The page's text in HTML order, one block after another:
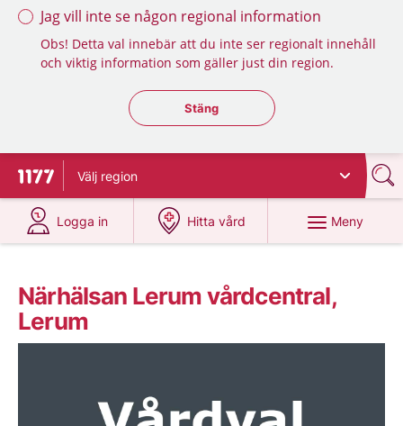
Jag vill inte se någon regional information
Obs! Detta val innebär att du inte ser regionalt innehåll
och viktig information som gäller just din region.
Stäng regionsväljaren
Stäng
Till startsidan för 1177
Välj region
Logga in
på 1177.se
Hitta vård
på 1177.se
Meny
Närhälsan Lerum vårdcentral,
Lerum